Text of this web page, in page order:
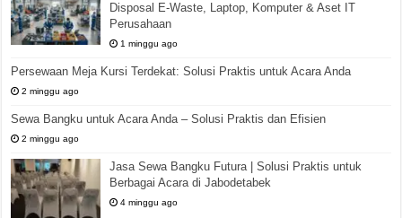
Disposal E-Waste, Laptop, Komputer & Aset IT
Perusahaan
1 minggu ago
Persewaan Meja Kursi Terdekat: Solusi Praktis untuk Acara Anda
2 minggu ago
Sewa Bangku untuk Acara Anda – Solusi Praktis dan Efisien
2 minggu ago
Jasa Sewa Bangku Futura | Solusi Praktis untuk
Berbagai Acara di Jabodetabek
4 minggu ago